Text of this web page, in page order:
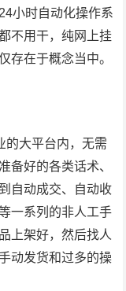
小时自动化操作系
不用干，纯网上挂
存在于概念当中。
的大平台内，无需
备好的各类话术、
自动成交、自动收
一系列的非人工手
上架好，然后找人
动发货和过多的操